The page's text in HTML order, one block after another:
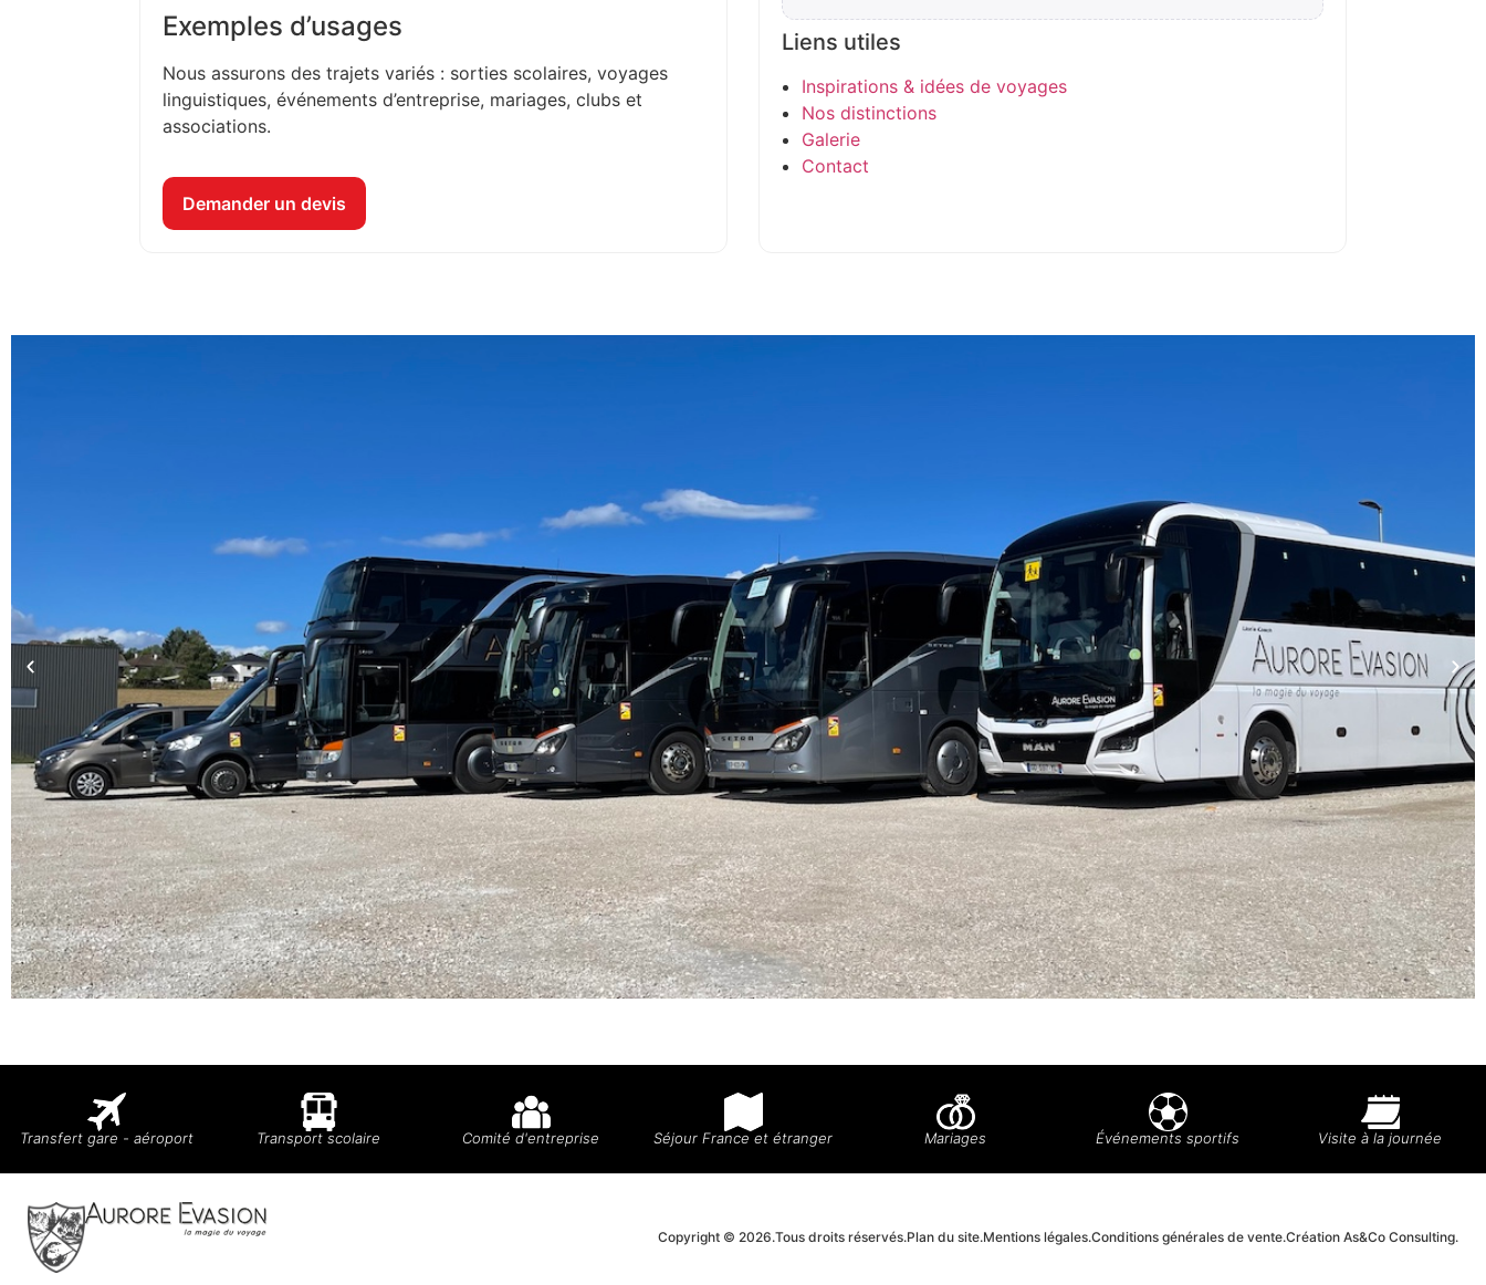
Exemples d’usages
Nous assurons des trajets variés : sorties scolaires, voyages
linguistiques, événements d’entreprise, mariages, clubs et
associations.
Demander un devis
Liens utiles
Inspirations & idées de voyages
Nos distinctions
Galerie
Contact
Transfert gare - aéroport Transport scolaire Comité d'entreprise Séjour France et étranger Mariages Événements sportifs Visite à la journée
Copyright © 2026.Tous droits réservés.Plan du site.Mentions légales.Conditions générales de vente.Création As&Co Consulting.